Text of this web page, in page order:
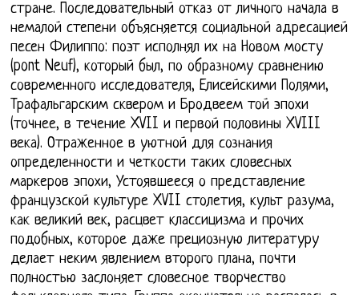
стране. Последовательный отказ от личного начала в
немалой степени объясняется социальной адресацией
песен Филиппо: поэт исполнял их на Новом мосту
(pont Neuf), который был, по образному сравнению
современного исследователя, Елисейскими Полями,
Трафальгарским сквером и Бродвеем той эпохи
(точнее, в течение XVII и первой половины XVIII
века). Отраженное в уютной для сознания
определенности и четкости таких словесных
маркеров эпохи, Устоявшееся о представление
французской культуре XVII столетия, культ разума,
как великий век, расцвет классицизма и прочих
подобных, которое даже прециозную литературу
делает неким явлением второго плана, почти
полностью заслоняет словесное творчество